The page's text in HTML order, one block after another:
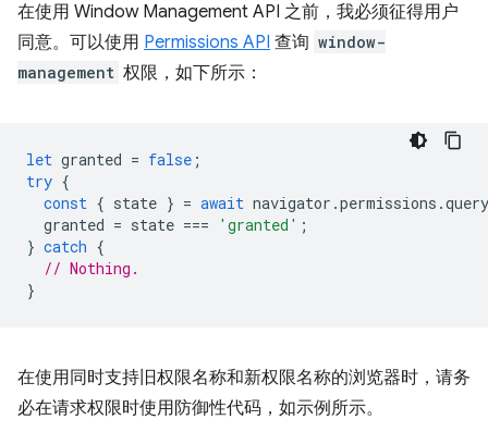
在使用 Window Management API 之前，我必须征得用户
同意。可以使用 Permissions API 查询 window-
management 权限，如下所示：
let granted = false ;
try {
const { state } = await navigator .permissions .query
granted = state === 'granted' ;
} catch {
// Nothing.
}
在使用同时支持旧权限名称和新权限名称的浏览器时，请务
必在请求权限时使用防御性代码，如示例所示。